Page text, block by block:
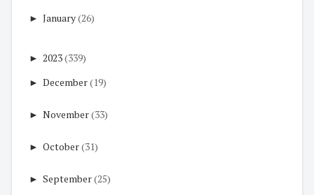
► January(26)
► 2023(339)
► December(19)
► November(33)
► October(31)
► September(25)